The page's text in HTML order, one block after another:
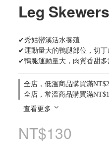
Leg Skewers
✔秀姑巒溪活水養殖
✔運動量大的鴨腿部位，切丁
✔鴨腿運動量大，肉質香甜多
全店，低溫商品購買滿
全店，常溫商品購買滿
查看更多
NT$130